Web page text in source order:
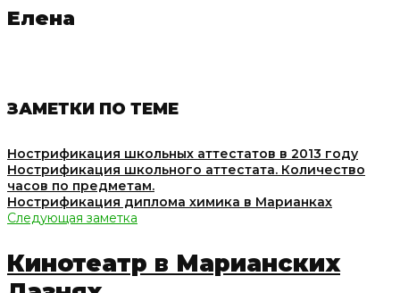
Елена
ЗАМЕТКИ ПО ТЕМЕ
Нострификация школьных аттестатов в 2013 году
Нострификация школьного аттестата. Количество
часов по предметам.
Нострификация диплома химика в Марианках
Следующая заметка
Кинотеатр в Марианских